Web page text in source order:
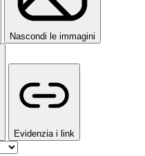
Nascondi le immagini
Evidenzia i link